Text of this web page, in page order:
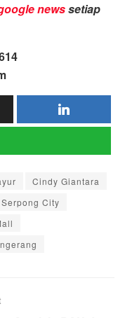
newssetiap
Cindy Giantara
City